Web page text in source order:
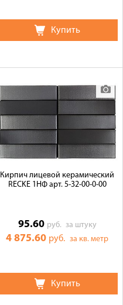
Купить
Кирпич лицевой керамический
RECKE 1НФ арт. 5-32-00-0-00
95.60 руб. за штуку
4 875.60 руб.за кв. метр
Купить